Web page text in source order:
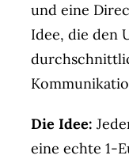
und eine
Idee, die den
Die Idee:
eine echte 1-